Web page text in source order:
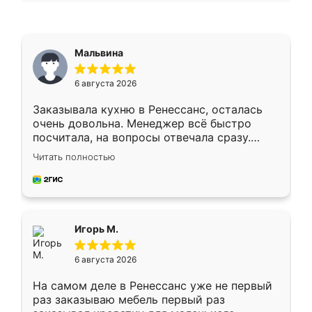
Мальвина
6 августа 2026
Заказывала кухню в Ренессанс, осталась
очень довольна. Менеджер всё быстро
посчитала, на вопросы отвечала сразу.
Замерщик приехал в субботу, подошёл к
делу со всей ответственностью. Собрали
за день, ребята работали аккуратно, даже
Читать полностью
Игорь М.
6 августа 2026
На самом деле в Ренессанс уже не первый
раз заказываю мебель первый раз